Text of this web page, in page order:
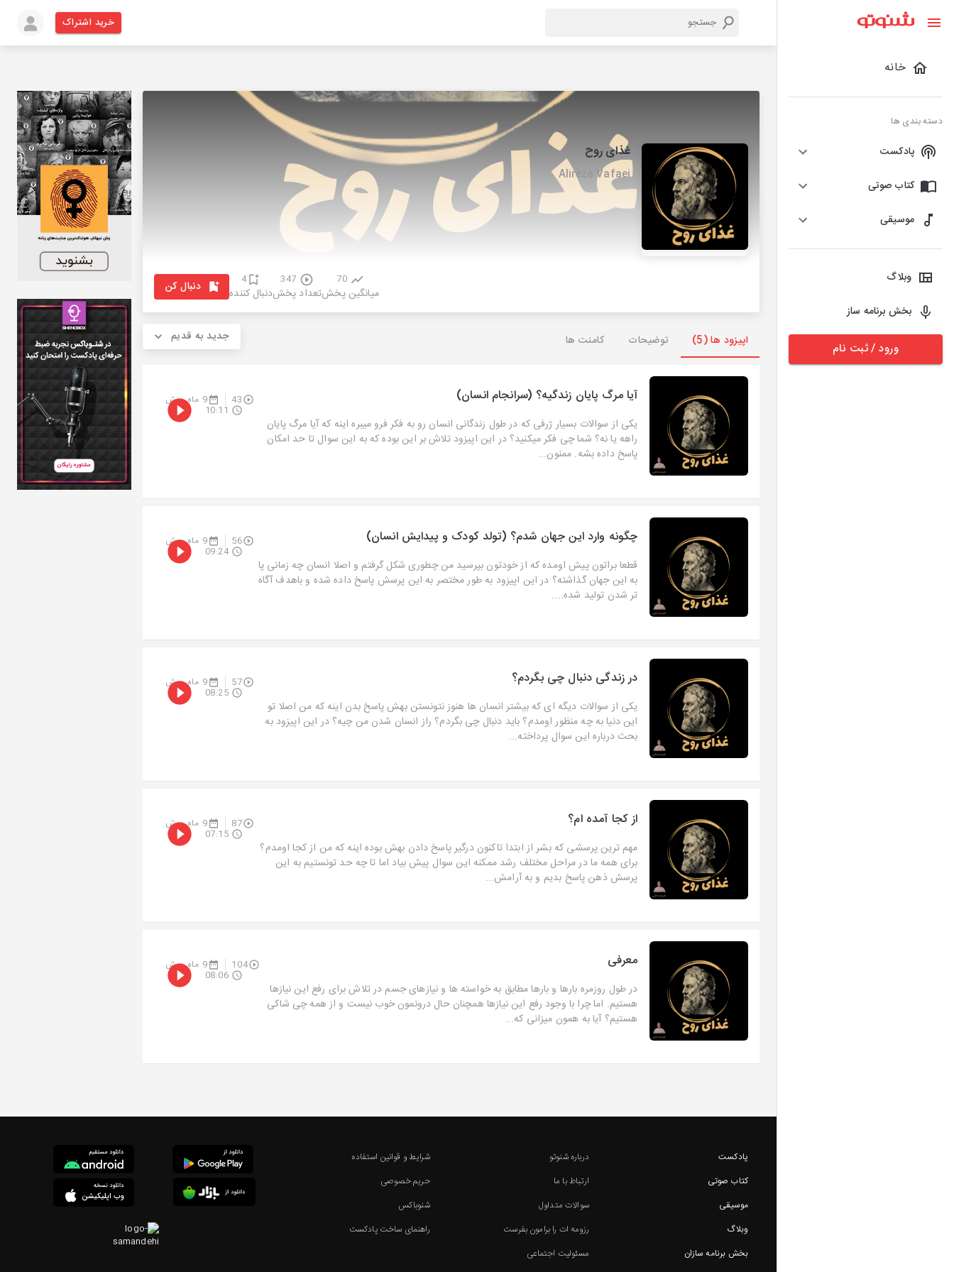
خانه
دسته بندی ها
پادکست
کتاب صوتی
موسیقی
وبلاگ
بخش برنامه ساز
ورود / ثبت نام
خرید اشتراک
غذای روح
Alireza Vafaei
70
میانگین پخش
347
تعداد پخش
4
دنبال کننده دنبال کن
اپیزود ها (5) توضیحات کامنت ها جدید به قدیم
آیا مرگ پایان زندگیه؟ (سرانجام انسان) 43 9 ماه پیش
یکی از سوالات بسیار ژرفی که در طول زندگانی انسان رو به فکر فرو میبره اینه که آیا مرگ پایان
راهه یا نه؟ شما چی فکر میکنید؟ در این اپیزود تلاش بر این بوده که به این سوال تا حد امکان
پاسخ داده بشه. ممنون...
10:11
چگونه وارد این جهان شدم؟ (تولد کودک و پیدایش انسان) 56 9 ماه پیش
قطعا براتون پیش اومده که از خودتون بپرسید من چطوری شکل گرفتم و اصلا انسان چه زمانی پا
به این جهان گذاشته؟ در این اپیزود به طور مختصر به این پرسش پاسخ داده شده و باهدف آگاه
تر شدن تولید شده....
09:24
در زندگی دنبال چی بگردم؟ 57 9 ماه پیش
یکی از سوالات دیگه ای که بیشتر انسان ها هنوز نتونستن بهش پاسخ بدن اینه که من اصلا تو
این دنیا به چه منظور اومدم؟ باید دنبال چی بگردم؟ راز انسان شدن من چیه؟ در این اپیزود به
بحث درباره این سوال پرداخته...
08:25
از کجا آمده ام؟ 87 9 ماه پیش
مهم ترین پرسشی که بشر از ابتدا تاکنون درگیر پاسخ دادن بهش بوده اینه که من از کجا اومدم؟
برای همه ما در مراحل مختلف رشد ممکنه این سوال پیش بیاد اما تا چه حد تونستیم به این
پرسش ذهن پاسخ بدیم و به آرامش...
07:15
معرفی 104 9 ماه پیش
در طول روزمره بارها و بارها مطابق به خواسته ها و نیازهای جسم در تلاش برای رفع این نیازها
هستیم. اما چرا با وجود رفع این نیازها همچنان حال درونمون خوب نیست و از همه چی شاکی
هستیم؟ آیا به همون میزانی که...
08:06
پادکست
کتاب صوتی
موسیقی
وبلاگ
بخش برنامه سازان
درباره شنوتو
ارتباط با ما
سوالات متداول
رزومه ات را برامون بفرست
مسئولیت اجتماعی
شرایط و قوانین استفاده
حریم خصوصی
شنوباکس
راهنمای ساخت پادکست